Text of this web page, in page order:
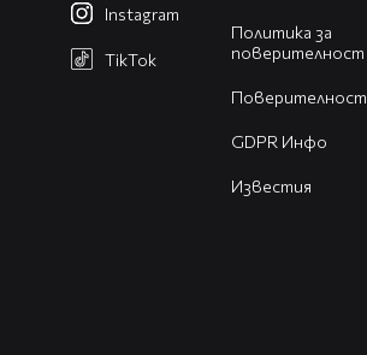
Политика за
поверителност
Поверителност
GDPR Инфо
Известия
Instagram
TikTok